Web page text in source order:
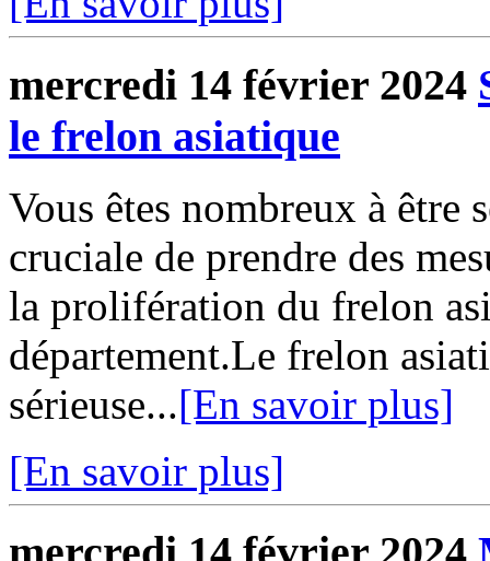
mercredi 14 février 2024
le frelon asiatique
Vous êtes nombreux à être
cruciale de prendre des
la prolifération du frelon
département.Le frelon
sérieuse...[En savoir plus]
[En savoir plus]